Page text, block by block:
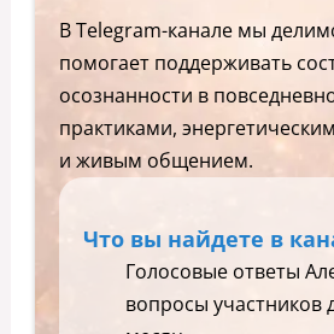
В Telegram-канале мы
помогает поддерживать
осознанности в
практиками,
и живым общением.
Что вы найдете в
Голосовые ответы
вопросы участников